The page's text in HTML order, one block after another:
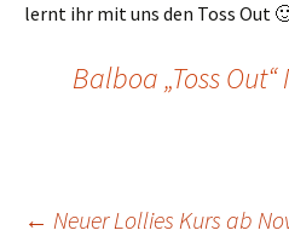
lernt ihr mit uns den Toss Out
Balboa „Toss Out“
← Neuer Lollies Kurs ab